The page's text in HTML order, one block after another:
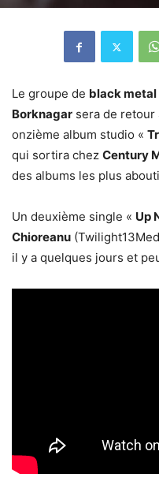
Le groupe de black metal
Borknagar sera de retour
onzième album studio «
qui sortira chez Century
des albums les plus
Un deuxième single « Up
Chioreanu
il y a quelques jours et